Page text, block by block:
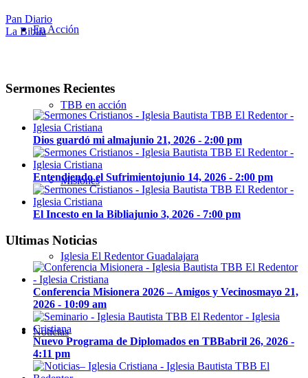
En Acción
TBB en acción
Misiones
Iglesia El Redentor Guadalajara
Noticias
Pan Diario
La Biblia
Sermones Recientes
Dios guardó mi almajunio 21, 2026 - 2:00 pm
Entendiendo el Sufrimientojunio 14, 2026 - 2:00 pm
El Incesto en la Bibliajunio 3, 2026 - 7:00 pm
Ultimas Noticias
Conferencia Misionera 2026 – Amigos y Vecinosmayo 21,
2026 - 10:09 am
Nuevo Programa de Diplomados en TBBabril 26, 2026 -
4:11 pm